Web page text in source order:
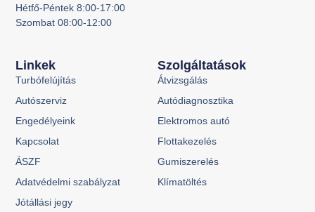
Szolgáltatások
Átvizsgálás
Autódiagnosztika
Elektromos autó
Flottakezelés
Gumiszerelés
Klímatöltés
Linkek
Turbófelújítás
Autószerviz
Engedélyeink
Kapcsolat
ÁSZF
Adatvédelmi szabályzat
Jótállási jegy
Hétfő-Péntek 8:00-17:00
Szombat 08:00-12:00